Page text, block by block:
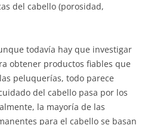
del cabello (porosidad,
todavía hay que investigar
obtener productos fiables que
peluquerías, todo parece
del cabello pasa por los
la mayoría de las
para el cabello se basan